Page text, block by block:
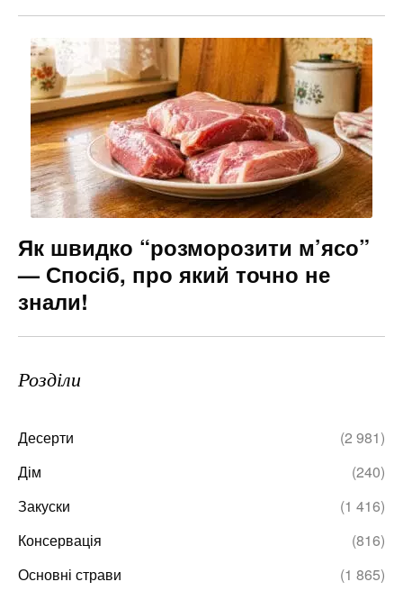
Як швидко “розморозити м’ясо”
— Спосіб, про який точно не
знали!
Розділи
Десерти
(2 981)
Дім
(240)
Закуски
(1 416)
Консервація
(816)
Основні страви
(1 865)